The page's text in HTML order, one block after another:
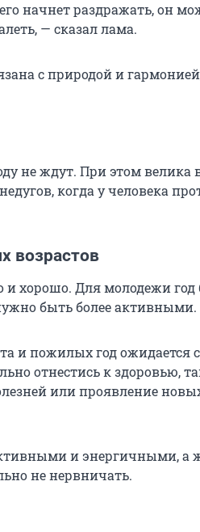
начнет раздражать, он
— сказал лама.
с природой и
не ждут. При этом велика
когда у человека
возрастов
и хорошо. Для молодежи
быть более активными.
и пожилых год ожидается
отнестись к здоровью,
или проявление
и энергичными,
не нервничать.